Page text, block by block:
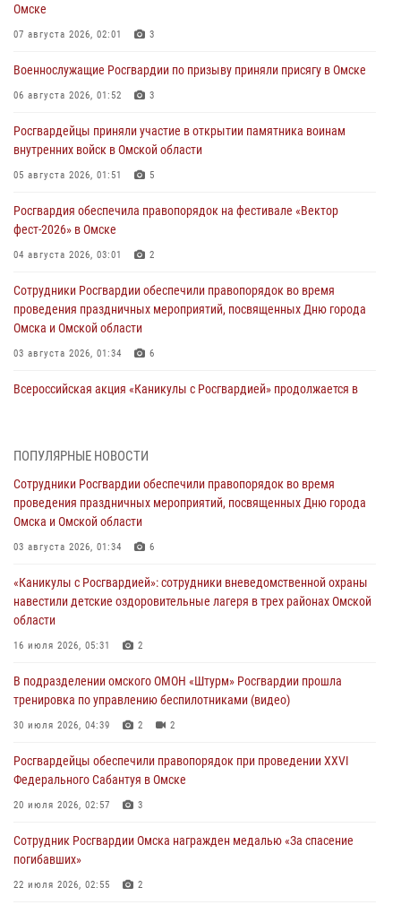
Омске
07 августа 2026, 02:01 3
Военнослужащие Росгвардии по призыву приняли присягу в Омске
06 августа 2026, 01:52 3
Росгвардейцы приняли участие в открытии памятника воинам
внутренних войск в Омской области
05 августа 2026, 01:51 5
Росгвардия обеспечила правопорядок на фестивале «Вектор
фест-2026» в Омске
04 августа 2026, 03:01 2
Сотрудники Росгвардии обеспечили правопорядок во время
проведения праздничных мероприятий, посвященных Дню города
Омска и Омской области
03 августа 2026, 01:34 6
Всероссийская акция «Каникулы с Росгвардией» продолжается в
тренировка по управлению беспилотниками (видео)
30 июля 2026, 04:39 2
Росгвардия обеспечила безопасность уникального передвижного
29 июля 2026, 01:49
Росгвардейцы приняли участие в крестном ходе в День крещения
Руси в Омске
При содействии спецназа Росгвардии пресечены нарушения
миграционного законодательства в Омске (видео)
ПОПУЛЯРНЫЕ НОВОСТИ
Сотрудники Росгвардии обеспечили правопорядок во время
проведения праздничных мероприятий, посвященных Дню города
Омска и Омской области
03 августа 2026, 01:34 6
«Каникулы с Росгвардией»: сотрудники вневедомственной охраны
навестили детские оздоровительные лагеря в трех районах Омской
области
16 июля 2026, 05:31 2
В подразделении омского ОМОН «Штурм» Росгвардии прошла
тренировка по управлению беспилотниками (видео)
30 июля 2026, 04:39 2 2
Росгвардейцы обеcпечили правопорядок при проведении XXVI
Федерального Сабантуя в Омске
20 июля 2026, 02:57 3
Сотрудник Росгвардии Омска награжден медалью «За спасение
погибавших»
22 июля 2026, 02:55 2